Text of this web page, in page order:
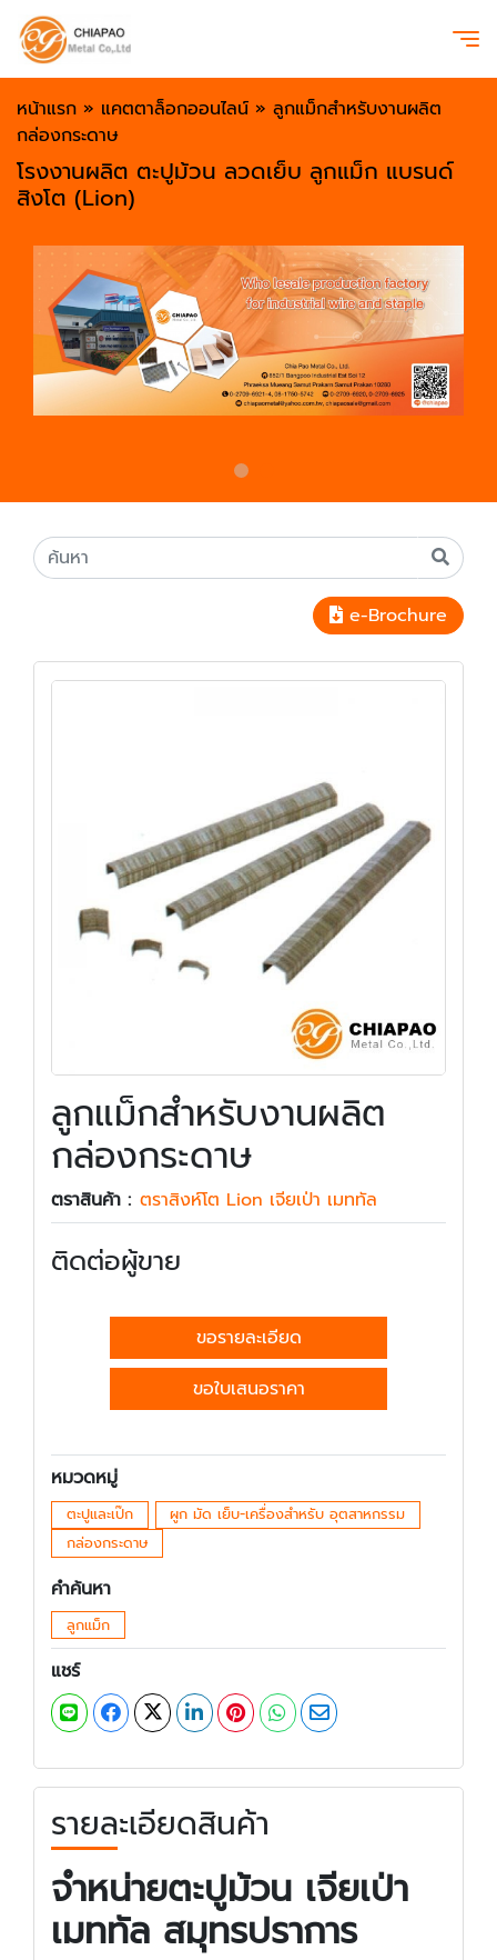
หน้าแรก » แคตตาล็อกออนไลน์ » ลูกแม็กสำหรับงานผลิต
กล่องกระดาษ
โรงงานผลิต ตะปูม้วน ลวดเย็บ ลูกแม็ก แบรนด์
สิงโต (Lion)
e-Brochure
ลูกแม็กสำหรับงานผลิต
กล่องกระดาษ
ตราสินค้า : ตราสิงห์โต Lion เจียเป่า เมททัล
ติดต่อผู้ขาย
ขอรายละเอียด
ขอใบเสนอราคา
หมวดหมู่
ตะปูและเป๊ก
ผูก มัด เย็บ-เครื่องสำหรับ อุตสาหกรรม
กล่องกระดาษ
คำค้นหา
ลูกแม็ก
แชร์
รายละเอียดสินค้า
จำหน่ายตะปูม้วน เจียเป่า
เมททัล สมุทรปราการ